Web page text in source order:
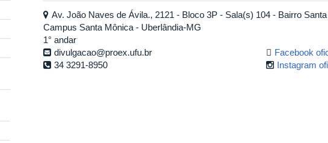
Av. João Naves de Ávila., 2121 - Bloco 3P - Sala(s) 104 - Bairro
Campus Santa Mônica - Uberlândia-MG
1° andar
divulgacao@proex.ufu.br
34 3291-8950
Facebook
Instagram